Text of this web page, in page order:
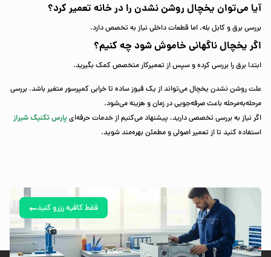
آیا می‌توان یخچال روشن نشدن را در خانه تعمیر کرد؟
بررسی برق و کابل بله، اما قطعات داخلی نیاز به تخصص دارد.
اگر یخچال ناگهانی خاموش شود چه کنیم؟
ابتدا برق را بررسی کرده و سپس از تعمیرکار متخصص کمک بگیرید.
علت روشن نشدن یخچال می‌تواند از یک فیوز ساده تا خرابی کمپرسور متغیر باشد. بررسی
مرحله‌به‌مرحله باعث صرفه‌جویی در زمان و هزینه می‌شود.
اگر نیاز به بررسی تخصصی دارید، پیشنهاد می‌کنیم از خدمات حرفه‌ایپارس تکنیک شیراز
استفاده کنید تا از تعمیر اصولی و مطمئن بهره‌مند شوید.
فقط کافیه رزرو کنید